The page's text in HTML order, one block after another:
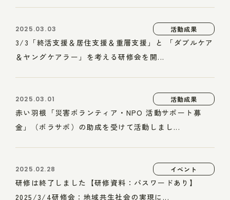
2025.03.03 活動成果
3/3「終活支援＆居住支援＆重層支援」と 「ダブルケア
＆ヤングケアラー」を考える研修会を開...
2025.03.01 活動成果
赤い羽根「災害ボランティア・NPO 活動サポート募
金」（ボラサポ）の助成を受けて活動しまし...
2025.02.28 イベント
研修は終了しました【研修資料：パスワードあり】
2025/3/4研修会：地域共生社会の実現に...